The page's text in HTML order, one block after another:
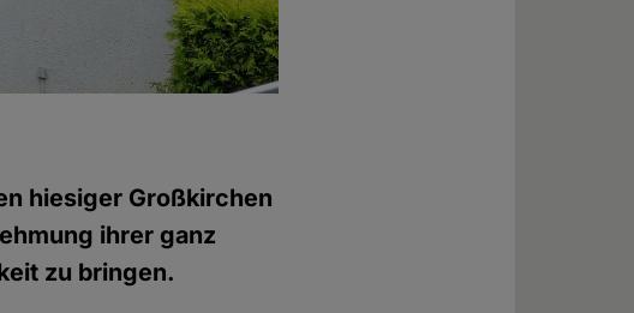
hiesiger Großkirchen
ihrer ganz
zu bringen.